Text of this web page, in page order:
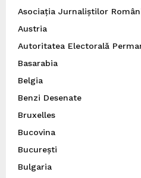
Asociația Jurnaliștilor
Austria
Autoritatea Electorală
Basarabia
Belgia
Benzi Desenate
Bruxelles
Bucovina
București
Bulgaria